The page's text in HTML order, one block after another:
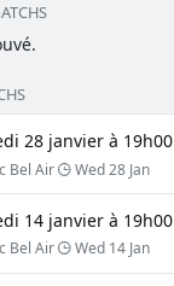
28 janvier à 19h00
Bel Air Wed 28 Jan
14 janvier à 19h00
Bel Air Wed 14 Jan